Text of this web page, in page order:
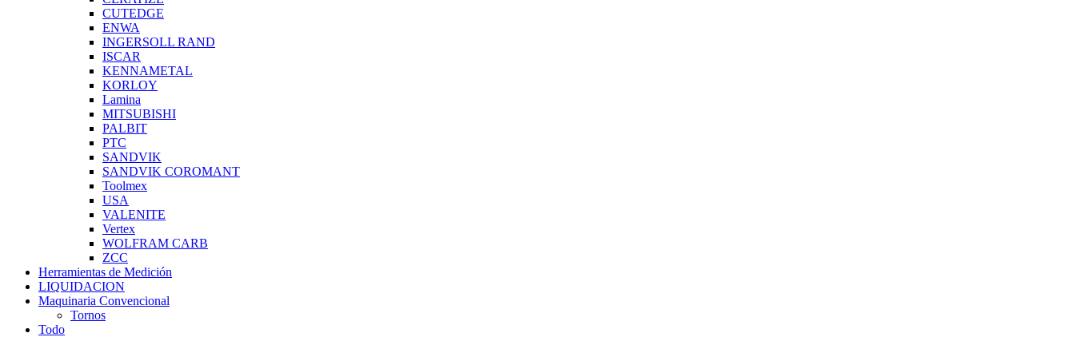
CUTEDGE
ENWA
INGERSOLL RAND
ISCAR
KENNAMETAL
KORLOY
Lamina
MITSUBISHI
PALBIT
PTC
SANDVIK
SANDVIK COROMANT
Toolmex
USA
VALENITE
Vertex
WOLFRAM CARB
ZCC
Herramientas de Medición
LIQUIDACION
Maquinaria Convencional
Tornos
Todo